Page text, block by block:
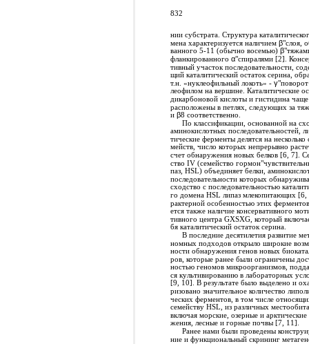
832
нии субстрата. Структура
мена характеризуется наличием β"слоя,
ванного 5-11 (обычно восемью) β
фланкированного α"спиралями [2].
тивный участок последовательности,
щий каталитический остаток серина,
т.н. «нуклеофильный локоть» - γ
леофилом на вершине. Каталитические
дикарбоновой кислоты и гистидина чаще
расположены в петлях, следующих за
и β8 соответственно.
По классификации, основанной на
аминокислотных последовательностей,
тические ферменты делятся на несколько
мейств, число которых непрерывно
счет обнаружения новых белков [6, 7].
ство IV (семейство
паз, HSL) объединяет белки,
последовательности которых
сходство с последовательностью
го домена HSL липаз млекопитающих
рактерной особенностью этих
ется также наличие консервативного
тивного центра GXSXG, который
бя каталитический остаток серина.
В последние десятилетия развитие
номных подходов открыло широкие
ности обнаружения генов новых
ров, которые ранее были ограничены
ностью геномов микроорганизмов,
ся культивированию в лабораторных
[9, 10]. В результате было выделено и
ризовано значительное количество
ческих ферментов, в том числе
семейству HSL, из различных
включая морские, озерные и арктические
жения, лесные и горные почвы [7, 11].
Ранее нами были проведены
ние и функциональный скрининг